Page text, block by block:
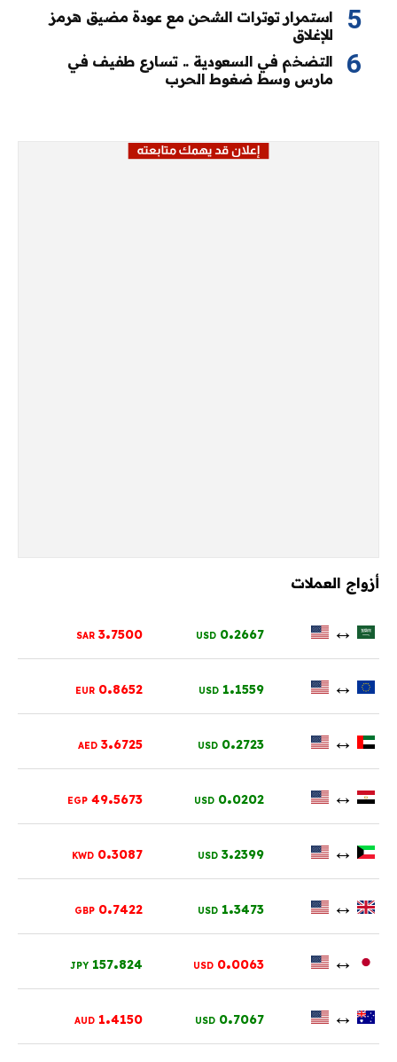
استمرار توترات الشحن مع عودة مضيق هرمز
للإغلاق
التضخم في السعودية .. تسارع طفيف في
مارس وسط ضغوط الحرب
أزواج العملات
↔
0.2667
USD
3.7500
SAR
↔
1.1559
USD
0.8652
EUR
↔
0.2723
USD
3.6725
AED
↔
0.0202
USD
49.5673
EGP
↔
3.2399
USD
0.3087
KWD
↔
1.3473
USD
0.7422
GBP
↔
0.0063
USD
157.824
JPY
↔
0.7067
USD
1.4150
AUD